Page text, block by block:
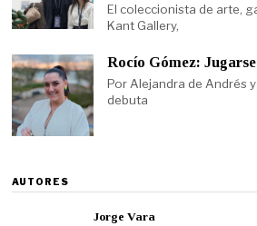
El coleccionista de arte,
Kant Gallery,
Rocío Gómez:
Por Alejandra de Andrés
debuta
AUTORES
Jorge Vara